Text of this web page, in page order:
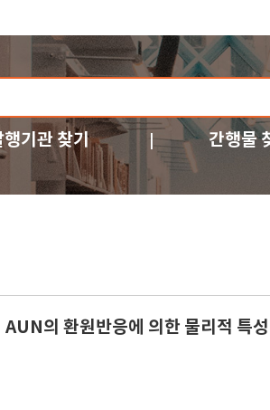
행기관 찾기 간행물
AUN의 환원반응에 의한 물리적 특